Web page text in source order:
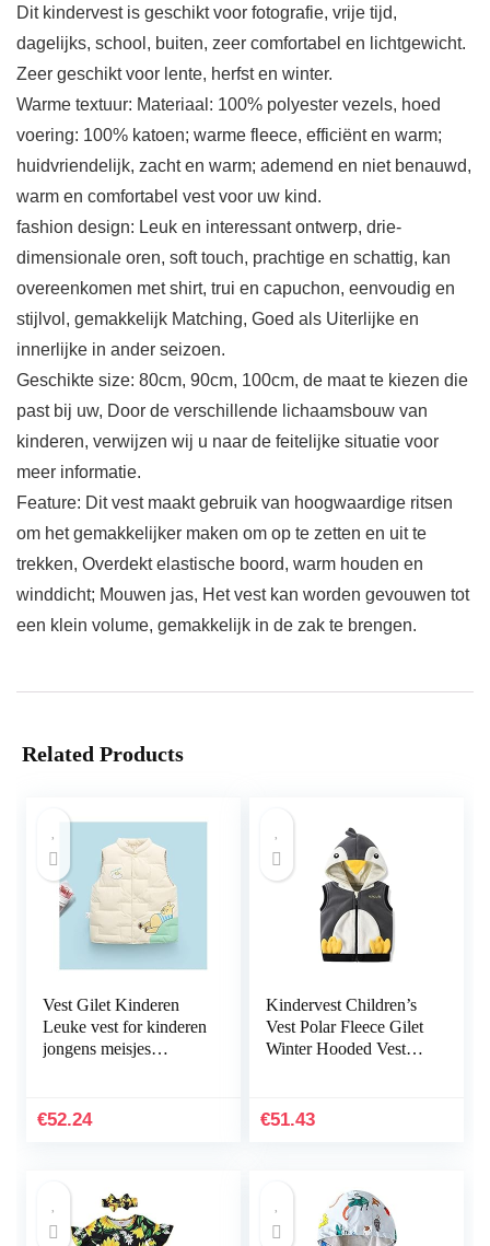
Dit kindervest is geschikt voor fotografie, vrije tijd,
dagelijks, school, buiten, zeer comfortabel en lichtgewicht.
Zeer geschikt voor lente, herfst en winter.
Warme textuur: Materiaal: 100% polyester vezels, hoed
voering: 100% katoen; warme fleece, efficiënt en warm;
huidvriendelijk, zacht en warm; ademend en niet benauwd,
warm en comfortabel vest voor uw kind.
fashion design: Leuk en interessant ontwerp, drie-
dimensionale oren, soft touch, prachtige en schattig, kan
overeenkomen met shirt, trui en capuchon, eenvoudig en
stijlvol, gemakkelijk Matching, Goed als Uiterlijke en
innerlijke in ander seizoen.
Geschikte size: 80cm, 90cm, 100cm, de maat te kiezen die
past bij uw, Door de verschillende lichaamsbouw van
kinderen, verwijzen wij u naar de feitelijke situatie voor
meer informatie.
Feature: Dit vest maakt gebruik van hoogwaardige ritsen
om het gemakkelijker maken om op te zetten en uit te
trekken, Overdekt elastische boord, warm houden en
winddicht; Mouwen jas, Het vest kan worden gevouwen tot
een klein volume, gemakkelijk in de zak te brengen.
Related Products
Vest Gilet Kinderen
Leuke vest for kinderen
jongens meisjes
warme vest mouwloze
€52.24
Kindervest Children’s
Vest Polar Fleece Gilet
Winter Hooded Vest
Vest for peuter…
€51.43